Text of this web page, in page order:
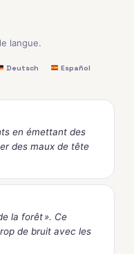
langue.
Deutsch
Español
en émettant des
des maux de tête
la forêt ». Ce
de bruit avec les